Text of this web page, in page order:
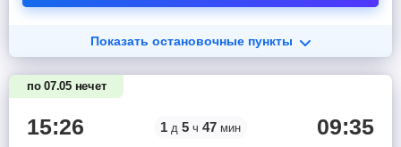
Показать остановочные пункты
15:26 1 д 5 ч 47 мин 09:35
по 07.05 нечет